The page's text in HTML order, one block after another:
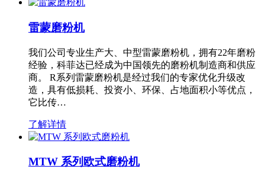
雷蒙磨粉机
我们公司专业生产大、中型雷蒙磨粉机，拥有22年磨粉
经验，科菲达已经成为中国领先的磨粉机制造商和供应
商。 R系列雷蒙磨粉机是经过我们的专家优化升级改
造，具有低损耗、投资小、环保、占地面积小等优点，
它比传…
了解详情
MTW 系列欧式磨粉机